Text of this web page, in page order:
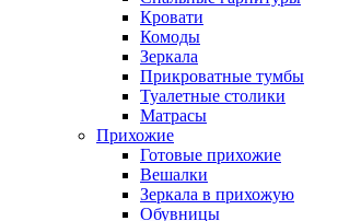
Кровати
Комоды
Зеркала
Прикроватные тумбы
Туалетные столики
Матрасы
Прихожие
Готовые прихожие
Вешалки
Зеркала в прихожую
Обувницы